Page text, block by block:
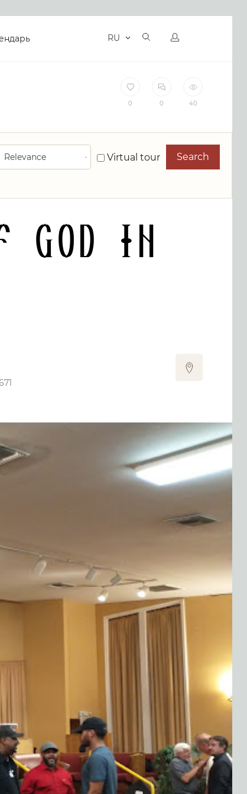
RU
0 0 40
Virtual tour Search
God in